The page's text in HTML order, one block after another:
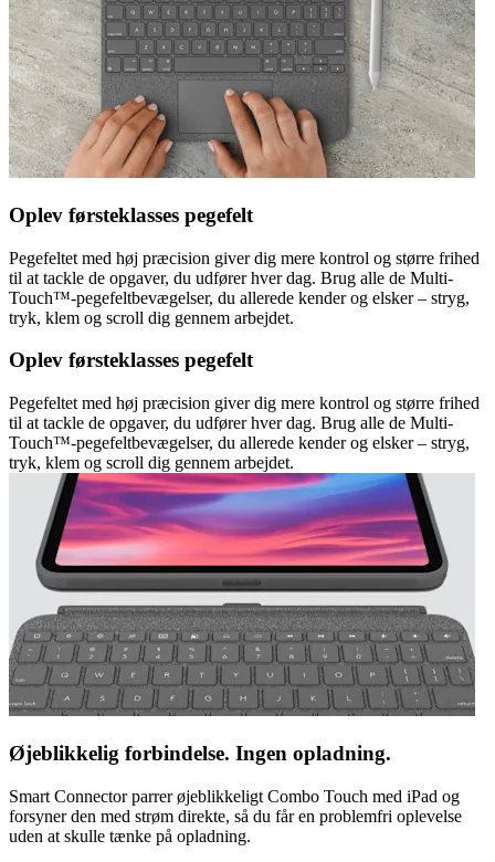
Oplev førsteklasses pegefelt
Pegefeltet med høj præcision giver dig mere kontrol og større frihed
til at tackle de opgaver, du udfører hver dag. Brug alle de Multi-
Touch™-pegefeltbevægelser, du allerede kender og elsker – stryg,
tryk, klem og scroll dig gennem arbejdet.
Oplev førsteklasses pegefelt
Pegefeltet med høj præcision giver dig mere kontrol og større frihed
til at tackle de opgaver, du udfører hver dag. Brug alle de Multi-
Touch™-pegefeltbevægelser, du allerede kender og elsker – stryg,
tryk, klem og scroll dig gennem arbejdet.
Øjeblikkelig forbindelse. Ingen opladning.
Smart Connector parrer øjeblikkeligt Combo Touch med iPad og
forsyner den med strøm direkte, så du får en problemfri oplevelse
uden at skulle tænke på opladning.